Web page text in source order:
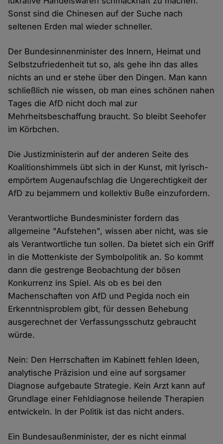
Sonst sind die Chinesen auf der Suche nach
seltenen Erden mal wieder schneller.
Der Bundesinnenminister des Innern, Heimat und
Selbstzufriedenheit tut so, als gehe ihn das alles
nichts an und er stehe über den Dingen. Man kann
schließlich nie wissen, ob man eines schönen nahen
Tages die AfD nicht doch mal zur
Mehrheitsbeschaffung braucht. So bleibt Seehofer
im Körbchen.
Die Justizministerin auf der anderen Seite des
Koalitionshimmels übt sich in der Kunst, mit lyrisch-
empörtem Augenaufschlag die Ungerechtigkeit der
AfD zu bejammern und kollektiv Buße einzufordern.
Verantwortliche Bundesminister fordern das
allgemeine "Aufstehen", wissen aber nicht, was sie
als Verantwortliche tun sollen. Da bietet sich ein Griff
in die Mottenkiste der Symbolpolitik an. So kommt
dann die gestrenge Beobachtung der bösen
Konkurrenz ins Spiel. Als ob es bei den
Machenschaften von AfD und Pegida noch ein
Erkenntnisproblem gibt, für dessen Behebung
ausgerechnet der Verfassungsschutz gebraucht
würde.
Nein: Den Herrschaften im Kabinett fehlen Ideen,
analytische Präzision und eine auf sorgsamer
Diagnose aufgebaute Strategie. Kein Arzt kann auf
Grundlage einer Fehldiagnose heilende Therapien
entwickeln. In der Politik ist das nicht anders.
Ein Bundesaußenminister, der es nicht einmal